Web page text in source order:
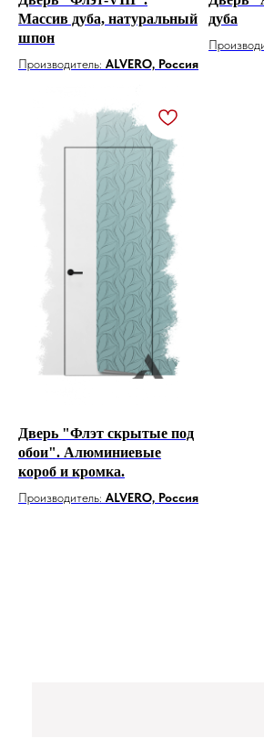
Массив дуба, натуральный
шпон
Производитель: ALVERO, Россия
дуба
Дверь "Флэт скрытые под
обои". Алюминиевые
короб и кромка.
Производитель: ALVERO, Россия